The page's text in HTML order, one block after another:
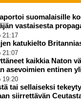
suomalaisille
vastaisesta
21:17
katukielto
21:07
kaikkia Naton
asevoimien entinen
19:20
tai sellaiseksi
siirrettävän